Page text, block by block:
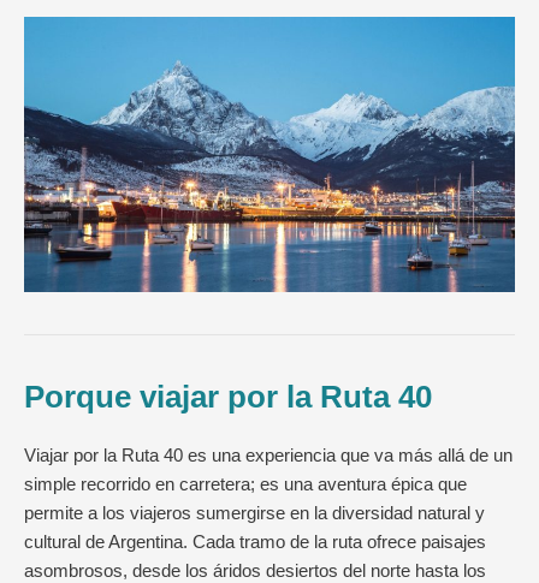
Porque viajar por la Ruta 40
Viajar por la Ruta 40 es una experiencia que va más allá de un
simple recorrido en carretera; es una aventura épica que
permite a los viajeros sumergirse en la diversidad natural y
cultural de Argentina. Cada tramo de la ruta ofrece paisajes
asombrosos, desde los áridos desiertos del norte hasta los